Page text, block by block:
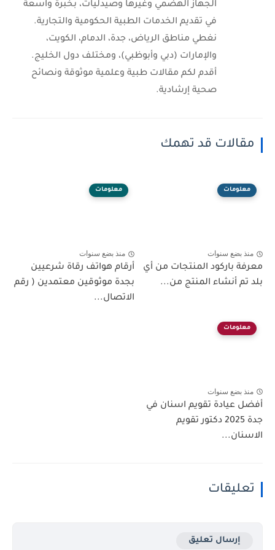
الجهاز الهضمي وغيرها وصيدليات، بخبرة واسعة
في تقديم الخدمات الطبية الحكومية والتجارية.
نغطي مناطق الرياض، جدة، الدمام، الكويت،
والإمارات (دبي وأبوظبي)، ومختلف دول الخليج.
أقدم لكم مقالات طبية وعلمية موثوقة ونصائح
صحية إرشادية.
مقالات قد تهمك
معلومات
منذ بضع سنوات
معرفة باركود المنتجات من أي
بلد تم أنشاء المنتج من...
معلومات
منذ بضع سنوات
أرقام هواتف رقاة شرعيين
بجدة موثوقين معتمدين ( رقم
الاتصال...
معلومات
منذ بضع سنوات
أفضل عيادة تقويم اسنان في
جدة 2025 دكتور تقويم
الاسنان...
تعليقات
إرسال تعليق